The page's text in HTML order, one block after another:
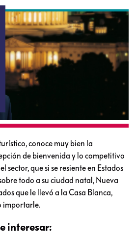
conoce muy bien la
de bienvenida y lo competitivo
sector, que si se resiente en Estados
todo a su ciudad natal, Nueva
que le llevó a la Casa Blanca,
importarle.
interesar: